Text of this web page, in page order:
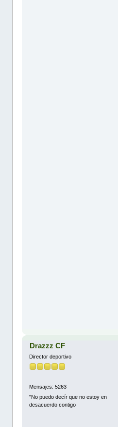
Drazzz CF
Director deportivo
Mensajes: 5263
"No puedo decír que no estoy en
desacuerdo contigo